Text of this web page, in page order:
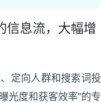
信息流，大幅增
定向人群和搜索词投
光度和获客效率”的专